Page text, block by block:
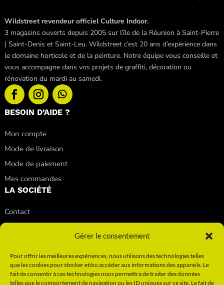
Gérer le consentement
Pour offrir les meilleures expériences, nous utilisons des technologies telles
que les cookies pour stocker et/ou accéder aux informations des appareils. Le
fait de consentir à ces technologies nous permettra de traiter des données
telles que le comportement de navigation ou les ID uniques sur ce site. Le fait de
Wildstreet revendeur officiel Culture Indoor.
3 magasins ouverts depuis 2005 sur l’île de la Réunion à Saint-Pierre
| Saint-Denis et Saint-Leu. Wildstreet c’est 20 ans d’expérience dans
le domaine horticole et de la peinture. Notre équipe vous conseille et
vous accompagne dans vos projets de graffiti, décoration ou
rénovation du mardi au samedi.
BESOIN D’AIDE ?
Mon compte
Mode de livraison
Mode de paiement
Mes commandes
LA SOCIÉTÉ
Contact
Nos conseils
Qui sommes-nous ?
INFORMATIONS